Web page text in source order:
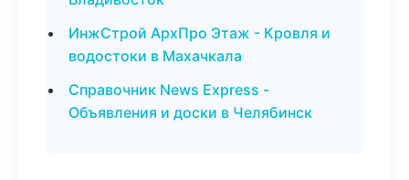
ИнжСтрой АрхПро Этаж - Кровля и
водостоки в Махачкала
Справочник News Express -
Объявления и доски в Челябинск